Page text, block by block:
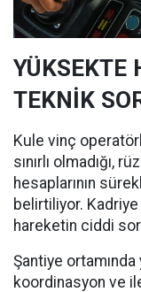
YÜKSEKTE
TEKNİK
Kule vinç
sınırlı olmadığı,
hesaplarının
belirtiliyor.
hareketin ciddi
Şantiye ortamında
koordinasyon ve